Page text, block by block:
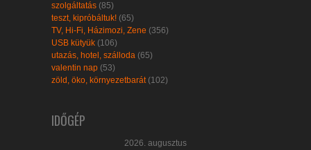
szolgáltatás (85)
teszt, kipróbáltuk! (65)
TV, Hi-Fi, Házimozi, Zene (356)
USB kütyük (106)
utazás, hotel, szálloda (65)
valentin nap (53)
zöld, öko, környezetbarát(102)
IDŐGÉP
2026. augusztus